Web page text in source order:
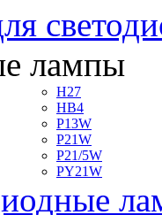
лампы
H27
HB4
P13W
P21W
P21/5W
PY21W